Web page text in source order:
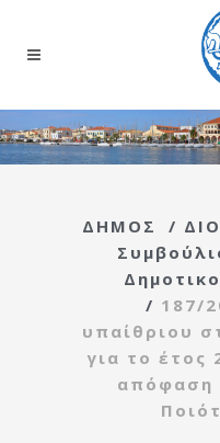
ΔΗΜΟΣ /
/ 187/
υπαίθριου
για το έτος
απόφαση